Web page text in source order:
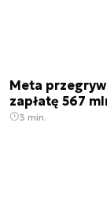
Meta
zapłatę 567
3 min.